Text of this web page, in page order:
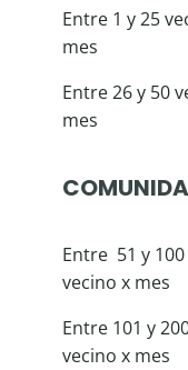
Entre 1 y 25
mes
Entre 26 y 50
mes
Entre 51 y
vecino x mes
Entre 101 y
vecino x mes